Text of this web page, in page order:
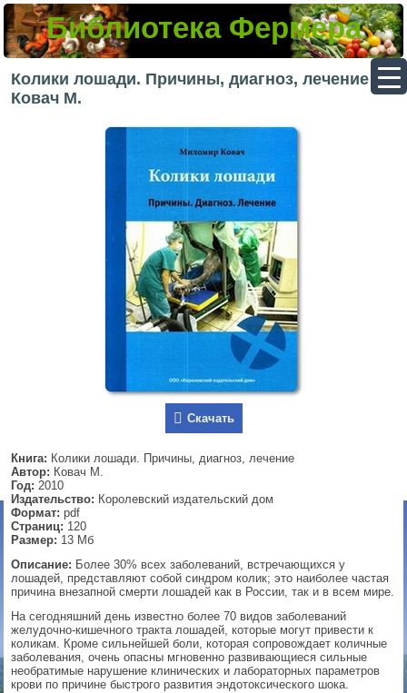
Библиотека Фермера
Колики лошади. Причины, диагноз, лечение —
Ковач М.
Скачать
Книга: Колики лошади. Причины, диагноз, лечение
Автор: Ковач М.
Год: 2010
Издательство: Королевский издательский дом
Формат: pdf
Страниц: 120
Размер: 13 Мб
Описание: Более 30% всех заболеваний, встречающихся у
лошадей, представляют собой синдром колик; это наиболее частая
причина внезапной смерти лошадей как в России, так и в всем мире.
На сегодняшний день известно более 70 видов заболеваний
желудочно-кишечного тракта лошадей, которые могут привести к
коликам. Кроме сильнейшей боли, которая сопровождает количные
заболевания, очень опасны мгновенно развивающиеся сильные
необратимые нарушение клинических и лабораторных параметров
крови по причине быстрого развития эндотоксического шока.
▼
▼
▼